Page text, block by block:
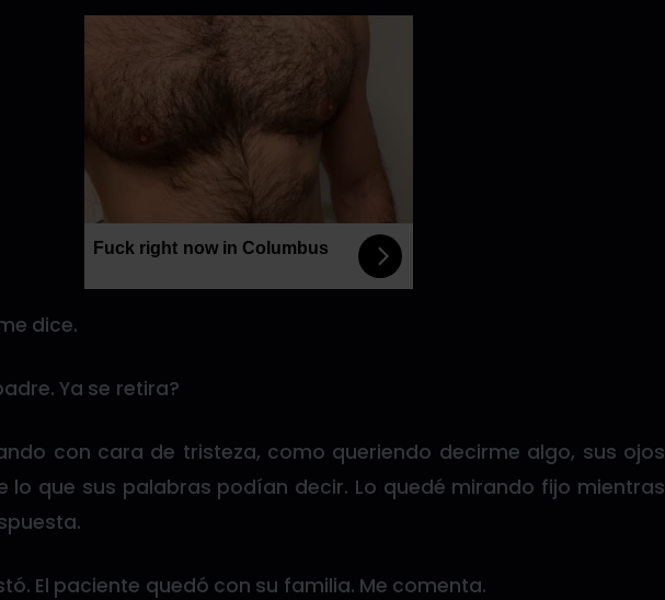
Fuck right now in Columbus
dice.
Ya se retira?
con cara de tristeza, como queriendo decirme algo, sus ojos
lo que sus palabras podían decir. Lo quedé mirando fijo mientras
El paciente quedó con su familia. Me comenta.